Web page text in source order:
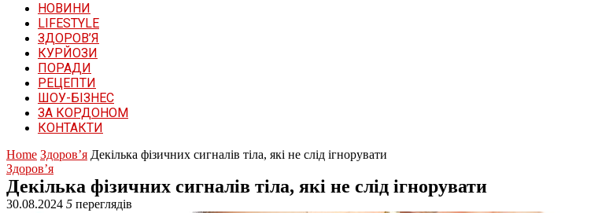
НОВИНИ
LIFESTYLE
ЗДОРОВ’Я
КУРЙОЗИ
ПОРАДИ
РЕЦЕПТИ
ШОУ-БІЗНЕС
ЗА КОРДОНОМ
КОНТАКТИ
Home Здоров’я Декілька фізичних сигналів тіла, які не слід ігнорувати
Здоров’я
Декілька фізичних сигналів тіла, які не слід ігнорувати
30.08.2024 5 переглядів